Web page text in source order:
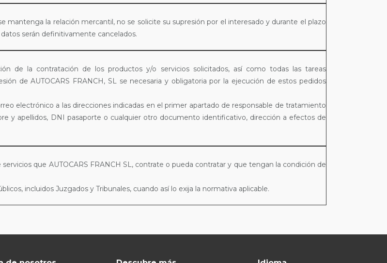
mantenga la relación mercantil, no se solicite su supresión por el interesado y durante el plazo
serán definitivamente cancelados.
de la contratación de los productos y/o servicios solicitados, así como todas las tareas
de AUTOCARS FRANCH, SL se necesaria y obligatoria por la ejecución de estos pedidos
electrónico a las direcciones indicadas en el primer apartado de responsable de tratamiento
y apellidos, DNI pasaporte o cualquier otro documento identificativo, dirección a efectos de
que AUTOCARS FRANCH SL, contrate o pueda contratar y que tengan la condición de
incluidos Juzgados y Tribunales, cuando así lo exija la normativa aplicable.